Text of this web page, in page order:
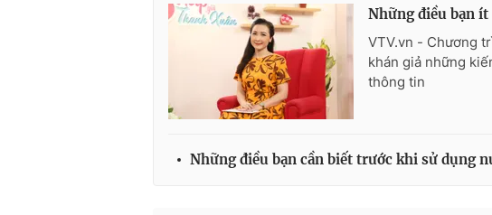
Những điều bạn
VTV.vn - Chương
khán giả những
thông tin
Những điều bạn cần biết trước khi sử dụng